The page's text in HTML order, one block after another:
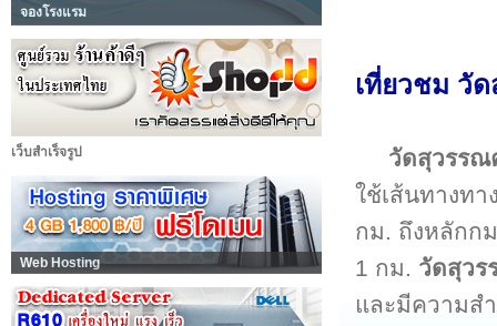
จองโรงแรม
เว็บสำเร็จรูป
Web Hosting
เที่ยวชม วั
วัดสุวรรณ
ใช้เส้นทางทา
กม. ถึงหลักก
1 กม. วัดสุว
และมีความส